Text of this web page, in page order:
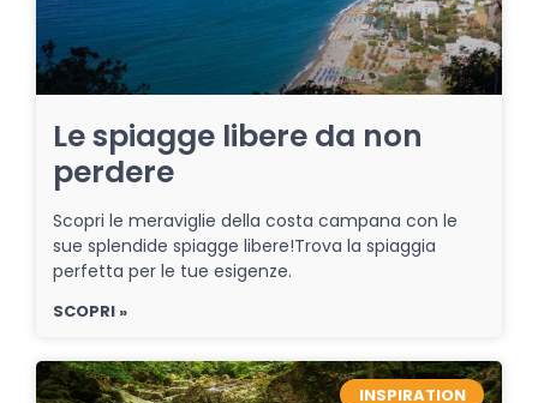
Le spiagge libere da non
perdere
Scopri le meraviglie della costa campana con le
sue splendide spiagge libere!Trova la spiaggia
perfetta per le tue esigenze.
SCOPRI »
INSPIRATION